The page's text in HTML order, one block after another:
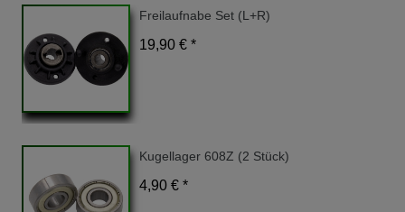
Freilaufnabe Set (L+R)
19,90 € *
Kugellager 608Z (2 Stück)
4,90 € *